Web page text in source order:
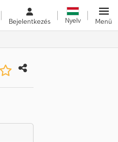
Bejelentkezés Nyelv Menü